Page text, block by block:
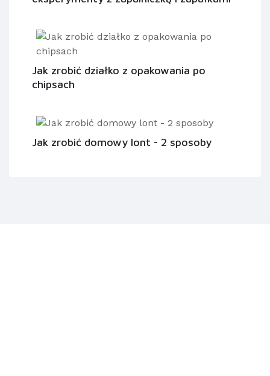
Jak zrobić działko z opakowania po
chipsach
Jak zrobić domowy lont - 2 sposoby